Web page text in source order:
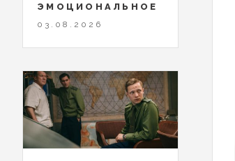
ЭМОЦИОНАЛЬНОЕ
03.08.2026